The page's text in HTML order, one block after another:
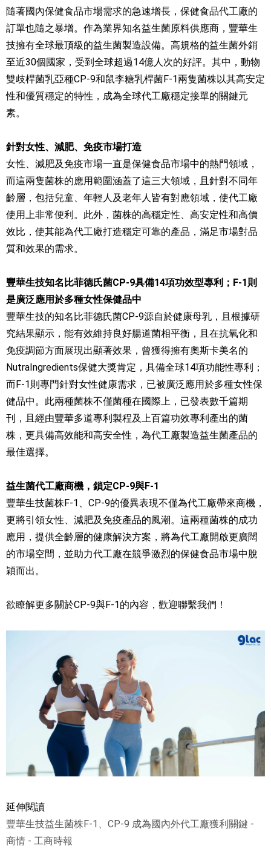
隨著國內保健食品市場需求的急速增長，保健食品代工廠的
訂單也隨之暴增。作為業界知名益生菌原料供應商，豐華生
技擁有全球最頂級的益生菌製造設備。高規格的益生菌外銷
至近30個國家，受到全球超過14億人次的好評。其中，動物
雙歧桿菌乳亞種CP-9和鼠李糖乳桿菌F-1兩隻菌株以其高安定
性和優質穩定的特性，成為全球代工廠穩定接單的關鍵元
素。
針對女性、減肥、免疫市場打造
女性、減肥及免疫市場一直是保健食品市場中的熱門領域，
而這兩隻菌株的應用範圍涵蓋了這三大領域，且針對不同年
齡層，包括兒童、年輕人及老年人皆有對應領域，使代工廠
使用上非常便利。此外，菌株的高穩定性、高安定性和高價
效比，使其能為代工廠打造穩定可靠的產品，滿足市場對品
質和效果的需求。
豐華生技知名比菲德氏菌CP-9具備14項功效型專利；F-1則
是廣泛應用於多種女性保健品中
豐華生技的知名比菲德氏菌CP-9源自於健康母乳，且根據研
究結果顯示，能有效維持良好腸道菌相平衡，且在抗氧化和
免疫調節方面展現出顯著效果，曾獲得擁有奧斯卡美名的
NutraIngredients保健大獎肯定，具備全球14項功能性專利；
而F-1則專門針對女性健康需求，已被廣泛應用於多種女性保
健品中。此兩種菌株不僅菌種在國際上，已發表數千篇期
刊，且經由豐華多道專利製程及上百篇功效專利產出的菌
株，更具備高效能和高安全性，為代工廠製造益生菌產品的
最佳選擇。
益生菌代工廠商機，鎖定CP-9與F-1
豐華生技菌株F-1、CP-9的優異表現不僅為代工廠帶來商機，
更將引領女性、減肥及免疫產品的風潮。這兩種菌株的成功
應用，提供全齡層的健康解決方案，將為代工廠開啟更廣闊
的市場空間，並助力代工廠在競爭激烈的保健食品市場中脫
穎而出。
欲瞭解更多關於CP-9與F-1的內容，歡迎聯繫我們！
延伸閱讀
豐華生技益生菌株F-1、CP-9 成為國內外代工廠獲利關鍵 -
商情 - 工商時報